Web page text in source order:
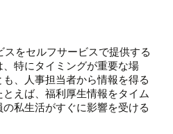
をセルフサービスで提供する
特にタイミングが重要な場
、人事担当者から情報を得る
えば、福利厚生情報をタイム
私生活がすぐに影響を受ける